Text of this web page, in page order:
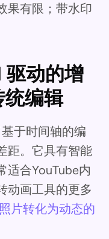
果有限；带水印
驱动的增
统编辑
于时间轴的编
距。它具有智能
适合YouTube内
动画工具的更多
片转化为动态的